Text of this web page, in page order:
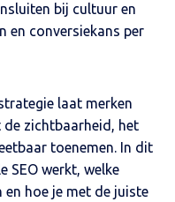
bij cultuur en
en conversiekans per
laat merken
zichtbaarheid, het
toenemen. In dit
SEO werkt, welke
en hoe je met de juiste